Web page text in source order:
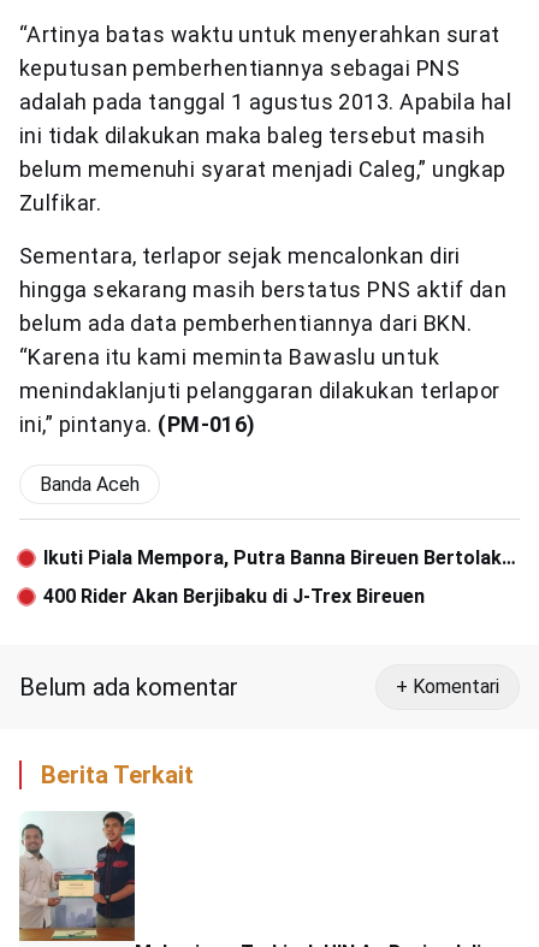
“Artinya batas waktu untuk menyerahkan surat
keputusan pemberhentiannya sebagai PNS
adalah pada tanggal 1 agustus 2013. Apabila hal
ini tidak dilakukan maka baleg tersebut masih
belum memenuhi syarat menjadi Caleg,” ungkap
Zulfikar.
Sementara, terlapor sejak mencalonkan diri
hingga sekarang masih berstatus PNS aktif dan
belum ada data pemberhentiannya dari BKN.
“Karena itu kami meminta Bawaslu untuk
menindaklanjuti pelanggaran dilakukan terlapor
ini,” pintanya. (PM-016)
Banda Aceh
Ikuti Piala Mempora, Putra Banna Bireuen Bertolak
ke Palembang
400 Rider Akan Berjibaku di J-Trex Bireuen
Belum ada komentar + Komentari
Berita Terkait